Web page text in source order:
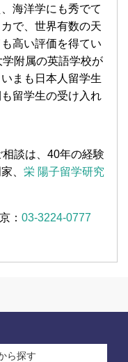
海洋学にも秀でて
で、世界有数の天
高い評価を得てい
附属の英語学校が
まも日本人留学生
留学生の受け入れ
談は、40年の経験
、 栄 陽子留学研究
： 03-3224-0777
ら探す